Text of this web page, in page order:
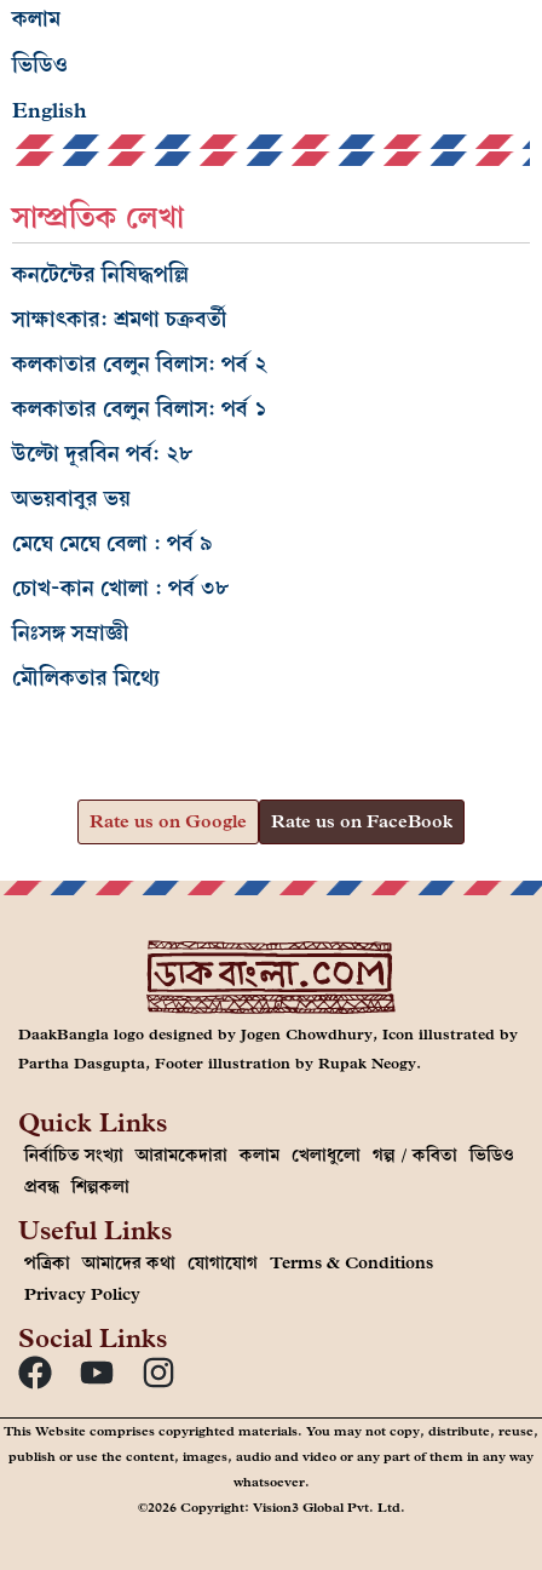
কলাম
ভিডিও
English
সাম্প্রতিক লেখা
কনটেন্টের নিষিদ্ধপল্লি
সাক্ষাৎকার: শ্রমণা চক্রবর্তী
কলকাতার বেলুন বিলাস: পর্ব ২
কলকাতার বেলুন বিলাস: পর্ব ১
উল্টো দূরবিন পর্ব: ২৮
অভয়বাবুর ভয়
মেঘে মেঘে বেলা : পর্ব ৯
চোখ-কান খোলা : পর্ব ৩৮
নিঃসঙ্গ সম্রাজ্ঞী
মৌলিকতার মিথ্যে
Rate us on Google Rate us on FaceBook
DaakBangla logo designed by Jogen Chowdhury, Icon illustrated by
Partha Dasgupta, Footer illustration by Rupak Neogy.
Quick Links
নির্বাচিত সংখ্যা আরামকেদারা কলাম খেলাধুলো গল্প / কবিতা ভিডিও
প্রবন্ধ শিল্পকলা
Useful Links
পত্রিকা আমাদের কথা যোগাযোগ Terms & Conditions
Privacy Policy
Social Links
This Website comprises copyrighted materials. You may not copy, distribute, reuse,
publish or use the content, images, audio and video or any part of them in any way
whatsoever.
©2026 Copyright: Vision3 Global Pvt. Ltd.